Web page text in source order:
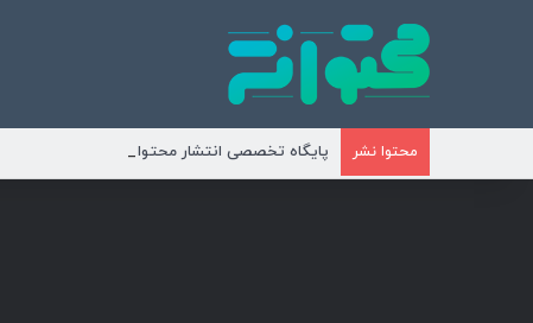
محتوا نشر پایگاه تخصصی انتشار محتوای مناسبتی و موضوعی